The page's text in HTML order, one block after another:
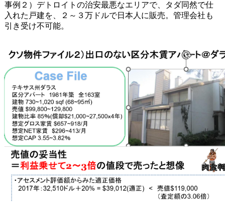
事例２）デトロイトの治安最悪なエリアで、タダ同然で仕
入れた戸建を、２～３万ドルで日本人に販売。管理会社も
引き受け不可能。